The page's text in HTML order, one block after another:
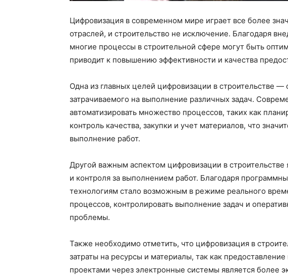
Цифровизация в современном мире играет все более
отраслей, и строительство не исключение. Благодаря
многие процессы в строительной сфере могут быть
приводит к повышению эффективности и качества
Одна из главных целей цифровизации в строительстве
затрачиваемого на выполнение различных задач.
автоматизировать множество процессов, таких как
контроль качества, закупки и учет материалов, что
выполнение работ.
Другой важным аспектом цифровизации в
и контроля за выполнением работ. Благодаря
технологиям стало возможным в режиме реального
процессов, контролировать выполнение задач и
проблемы.
Также необходимо отметить, что цифровизация в
затраты на ресурсы и материалы, так как
проектами через электронные системы является более